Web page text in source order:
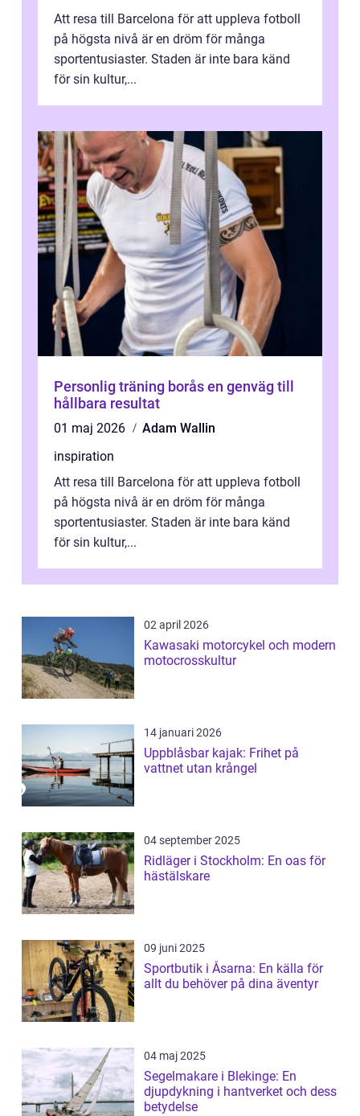
Att resa till Barcelona för att uppleva fotboll
på högsta nivå är en dröm för många
sportentusiaster. Staden är inte bara känd
för sin kultur,...
Personlig träning borås en genväg till
hållbara resultat
01 maj 2026
Adam Wallin
inspiration
Att resa till Barcelona för att uppleva fotboll
på högsta nivå är en dröm för många
sportentusiaster. Staden är inte bara känd
för sin kultur,...
02 april 2026
Kawasaki motorcykel och modern
motocrosskultur
14 januari 2026
Uppblåsbar kajak: Frihet på
vattnet utan krångel
04 september 2025
Ridläger i Stockholm: En oas för
hästälskare
09 juni 2025
Sportbutik i Åsarna: En källa för
allt du behöver på dina äventyr
04 maj 2025
Segelmakare i Blekinge: En
djupdykning i hantverket och dess
betydelse